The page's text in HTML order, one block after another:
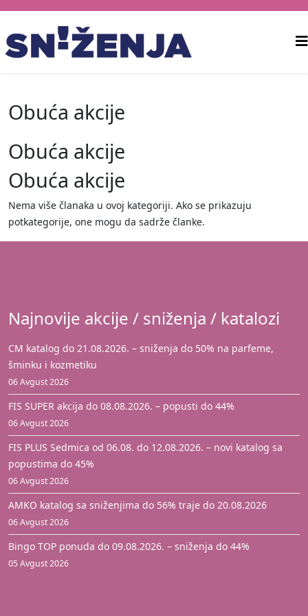
Obuća akcije
Obuća akcije
Obuća akcije
Nema više članaka u ovoj kategoriji. Ako se prikazuju
potkategorije, one mogu da sadrže članke.
Najnovije akcije / sniženja / katalozi
CM katalog do 21.08.2026. – sniženja do 50% na parfeme,
šminku i kozmetiku
06 Avgust 2026
FIS SUPER akcija do 08.08.2026. – popusti do 44%
06 Avgust 2026
FIS PLUS Sedmica od 06.08. do 12.08.2026. – novi katalog sa
popustima do 45%
06 Avgust 2026
AMKO katalog sa sniženjima do 56% traje do 20.08.2026
06 Avgust 2026
Bingo TOP ponuda do 09.08.2026. – sniženja do 44%
05 Avgust 2026